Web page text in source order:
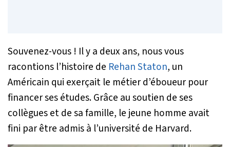
Souvenez-vous ! Il y a deux ans, nous vous
racontions l’histoire de Rehan Staton, un
Américain qui exerçait le métier d’éboueur pour
financer ses études. Grâce au soutien de ses
collègues et de sa famille, le jeune homme avait
fini par être admis à l’université de Harvard.